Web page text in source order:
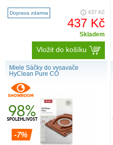
víkem Pro 75 g zr..
Doprava zdarma 437 Kč
437 Kč
Skladem
Vložit do košíku
Miele Sáčky do vysavače
HyClean Pure CO
-7%